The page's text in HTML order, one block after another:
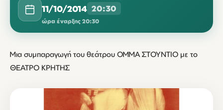
11/10/2014 20:30
ώρα έναρξης 20:30
Μια συμπαραγωγή του θεάτρου ΟΜΜΑ ΣΤΟΥΝΤΙΟ με το
ΘΕΑΤΡΟ ΚΡΗΤΗΣ